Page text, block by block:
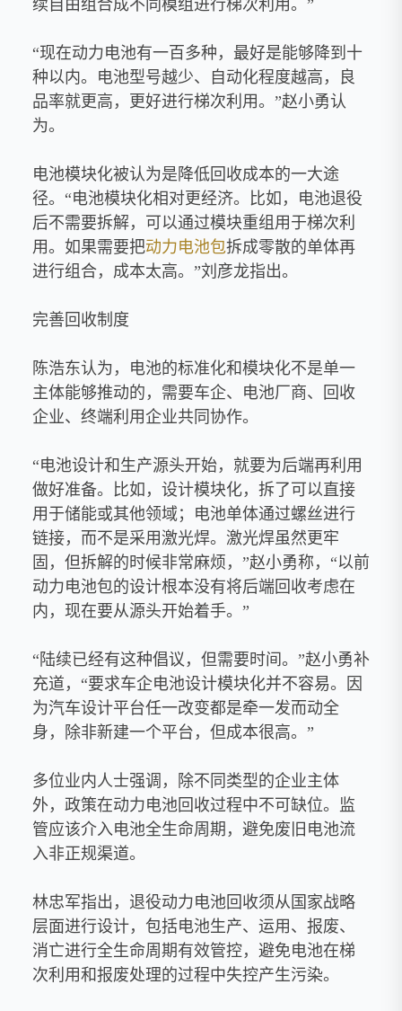
续自由组合成不同模组进行梯次利用。”
“现在动力电池有一百多种，最好是能够降到十
种以内。电池型号越少、自动化程度越高，良
品率就更高，更好进行梯次利用。”赵小勇认
为。
电池模块化被认为是降低回收成本的一大途
径。“电池模块化相对更经济。比如，电池退役
后不需要拆解，可以通过模块重组用于梯次利
用。如果需要把动力电池包拆成零散的单体再
进行组合，成本太高。”刘彦龙指出。
完善回收制度
陈浩东认为，电池的标准化和模块化不是单一
主体能够推动的，需要车企、电池厂商、回收
企业、终端利用企业共同协作。
“电池设计和生产源头开始，就要为后端再利用
做好准备。比如，设计模块化，拆了可以直接
用于储能或其他领域；电池单体通过螺丝进行
链接，而不是采用激光焊。激光焊虽然更牢
固，但拆解的时候非常麻烦，”赵小勇称，“以前
动力电池包的设计根本没有将后端回收考虑在
内，现在要从源头开始着手。”
“陆续已经有这种倡议，但需要时间。”赵小勇补
充道，“要求车企电池设计模块化并不容易。因
为汽车设计平台任一改变都是牵一发而动全
身，除非新建一个平台，但成本很高。”
多位业内人士强调，除不同类型的企业主体
外，政策在动力电池回收过程中不可缺位。监
管应该介入电池全生命周期，避免废旧电池流
入非正规渠道。
林忠军指出，退役动力电池回收须从国家战略
层面进行设计，包括电池生产、运用、报废、
消亡进行全生命周期有效管控，避免电池在梯
次利用和报废处理的过程中失控产生污染。